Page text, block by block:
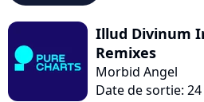
Illud Divinum
Remixes
Morbid Angel
Date de sortie: